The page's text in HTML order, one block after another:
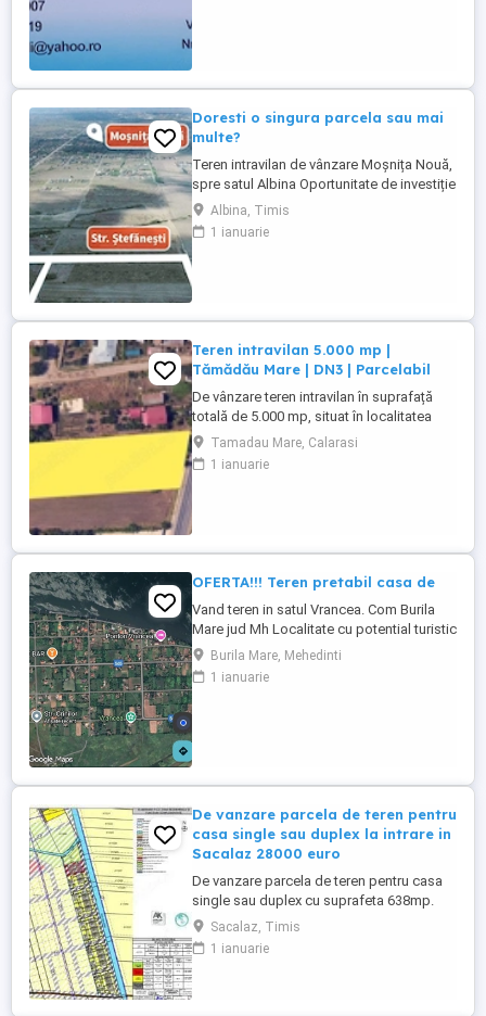
Doresti o singura parcela sau mai
multe?
Teren intravilan de vânzare Moșnița Nouă,
spre satul Albina Oportunitate de investiție
într-una dintre cele mai dinamice zone de
dezvoltare din județul Timiș! Se oferă
spre vânzare parcele de teren intravilan,
Albina, Timis
1 ianuarie
Teren intravilan 5.000 mp |
Tămădău Mare | DN3 | Parcelabil
De vânzare teren intravilan în suprafață
totală de 5.000 mp, situat în localitatea
Tămădău Mare, județul Călărași, cu
deschidere directă la DN3, într-o zonă cu
vizibilitate foarte bună și potențial pentru
Tamadau Mare, Calarasi
1 ianuarie
OFERTA!!! Teren pretabil casa de
Vand teren in satul Vrancea. Com Burila
Mare jud Mh Localitate cu potential turistic
, agrement. Aproximativ 200 metri pana la
Dunare Zona linistita, ideala pt casa de
vacanta,cabana,pensiune etc Suprafata
Burila Mare, Mehedinti
1 ianuarie
De vanzare parcela de teren pentru
casa single sau duplex la intrare in
Sacalaz 28000 euro
De vanzare parcela de teren pentru casa
single sau duplex cu suprafeta 638mp.
Terenul este situat la intrare in Sacalaz pe
partea stanga dupa cartierul Primaverii .
Utilitatile sunt apa, gaz, curent si drum .
Sacalaz, Timis
1 ianuarie